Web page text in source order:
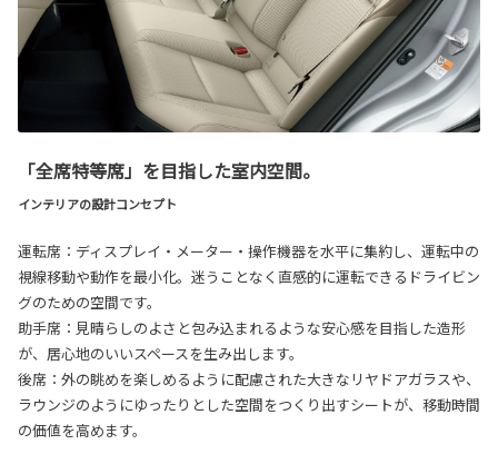
「全席特等席」を目指した室内空間。
インテリアの設計コンセプト
運転席：ディスプレイ・メーター・操作機器を水平に集約し、運転中の
視線移動や動作を最小化。迷うことなく直感的に運転できるドライビン
グのための空間です。
助手席：見晴らしのよさと包み込まれるような安心感を目指した造形
が、居心地のいいスペースを生み出します。
後席：外の眺めを楽しめるように配慮された大きなリヤドアガラスや、
ラウンジのようにゆったりとした空間をつくり出すシートが、移動時間
の価値を高めます。